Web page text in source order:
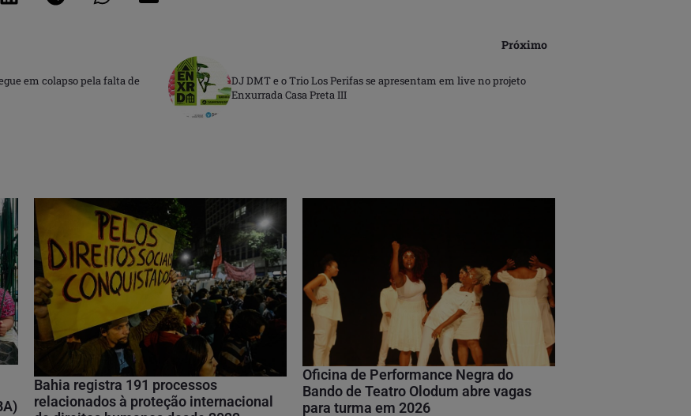
em colapso pela falta de
Próximo
DJ DMT e o Trio Los Perifas se apresentam em live no projeto
Enxurrada Casa Preta III
Bahia registra 191 processos
relacionados à proteção internacional
Oficina de Performance Negra do
Bando de Teatro Olodum abre vagas
para turma em 2026